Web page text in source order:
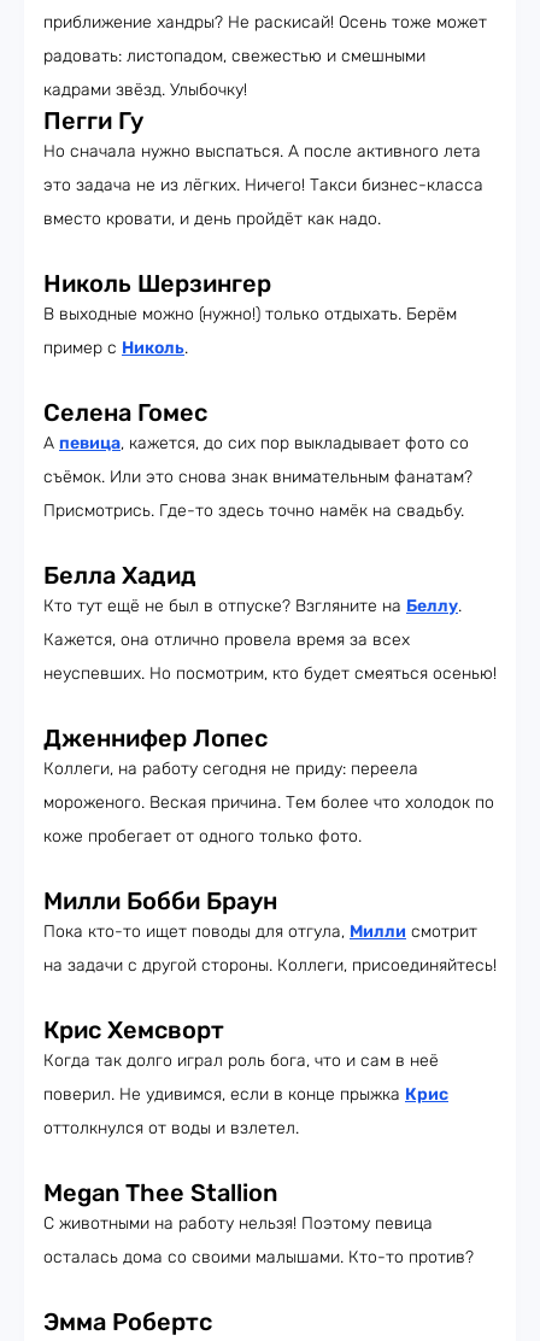
приближение хандры? Не раскисай! Осень тоже может
радовать: листопадом, свежестью и смешными
кадрами звёзд. Улыбочку!
Пегги Гу
Но сначала нужно выспаться. А после активного лета
это задача не из лёгких. Ничего! Такси бизнес-класса
вместо кровати, и день пройдёт как надо.
Николь Шерзингер
В выходные можно (нужно!) только отдыхать. Берём
пример с Николь.
Селена Гомес
А певица, кажется, до сих пор выкладывает фото со
съёмок. Или это снова знак внимательным фанатам?
Присмотрись. Где-то здесь точно намёк на свадьбу.
Белла Хадид
Кто тут ещё не был в отпуске? Взгляните на Беллу.
Кажется, она отлично провела время за всех
неуспевших. Но посмотрим, кто будет смеяться осенью!
Дженнифер Лопес
Коллеги, на работу сегодня не приду: переела
мороженого. Веская причина. Тем более что холодок по
коже пробегает от одного только фото.
Милли Бобби Браун
Пока кто-то ищет поводы для отгула, Милли смотрит
на задачи с другой стороны. Коллеги, присоединяйтесь!
Крис Хемсворт
Когда так долго играл роль бога, что и сам в неё
поверил. Не удивимся, если в конце прыжка Крис
оттолкнулся от воды и взлетел.
Megan Thee Stallion
С животными на работу нельзя! Поэтому певица
осталась дома со своими малышами. Кто-то против?
Эмма Робертс